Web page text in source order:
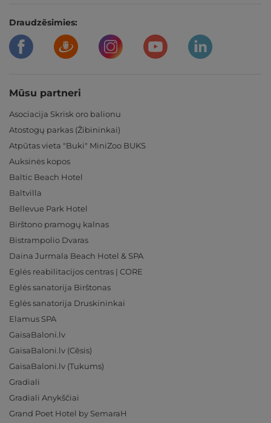
Draudzēsimies:
Mūsu partneri
Asociacija Skrisk oro balionu
Atostogų parkas (Žibininkai)
Atpūtas vieta "Buki" MiniZoo BUKS
Auksinės kopos
Baltic Beach Hotel
Baltvilla
Bellevue Park Hotel
Birštono pramogų kalnas
Bistrampolio Dvaras
Daina Jurmala Beach Hotel & SPA
Eglės reabilitacijos centras | CORE
Eglės sanatorija Birštonas
Eglės sanatorija Druskininkai
Elamus SPA
GaisaBaloni.lv
GaisaBaloni.lv (Cēsis)
GaisaBaloni.lv (Tukums)
Gradiali
Gradiali Anykščiai
Grand Poet Hotel by SemaraH